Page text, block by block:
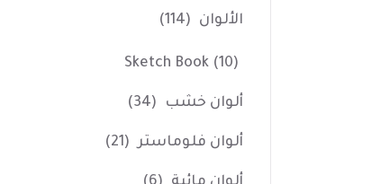
الألوان (114)
Sketch Book (10)
ألوان خشب (34)
ألوان فلوماستر (21)